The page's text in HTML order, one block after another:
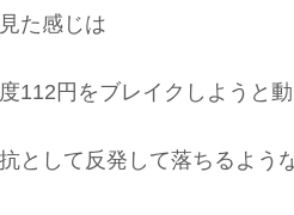
た感じは
112円をブレイクしようと動
として反発して落ちるよう